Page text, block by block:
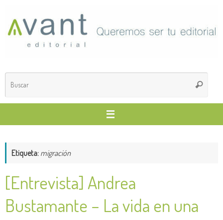
contenido
Buscar
Etiqueta:migración
[Entrevista] Andrea
Bustamante – La vida en una